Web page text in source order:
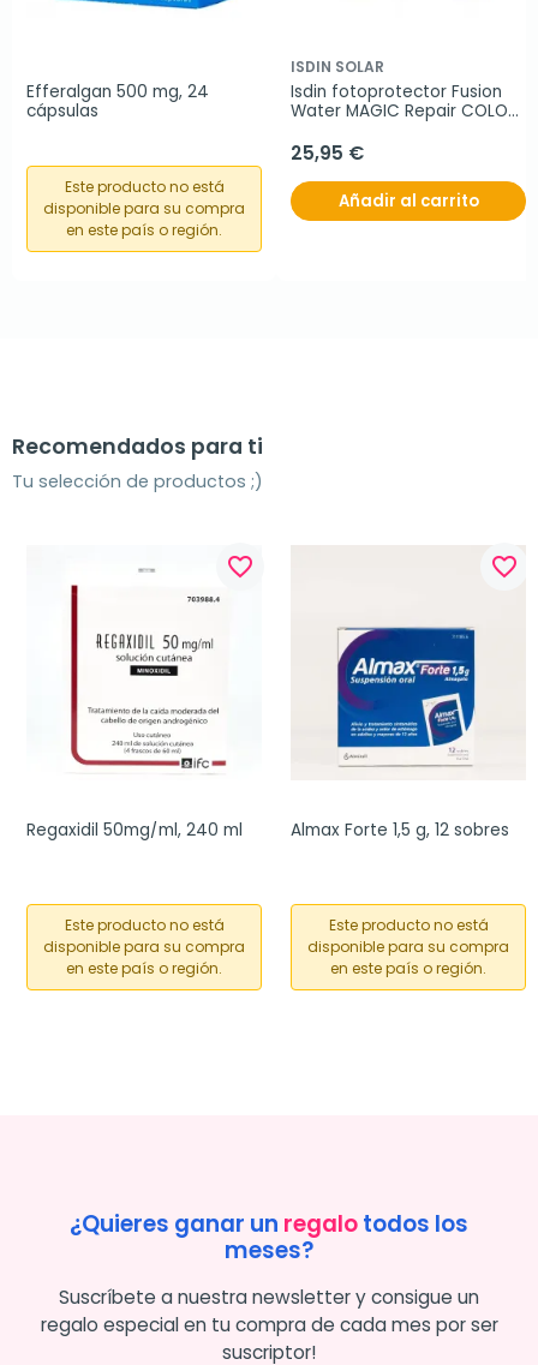
Efferalgan 500 mg, 24
cápsulas
Este producto no está
disponible para su compra
en este país o región.
ISDIN SOLAR
Isdin fotoprotector Fusion
Water MAGIC Repair COLOR
25,95 €
Añadir al carrito
Recomendados para ti
Tu selección de productos ;)
favorite_border
Regaxidil 50mg/ml, 240 ml
Este producto no está
disponible para su compra
en este país o región.
favorite_border
Almax Forte 1,5 g, 12 sobres
Este producto no está
disponible para su compra
en este país o región.
¿Quieres ganar un regalotodos los
meses?
Suscríbete a nuestra newsletter y consigue un
regalo especial en tu compra de cada mes por ser
suscriptor!